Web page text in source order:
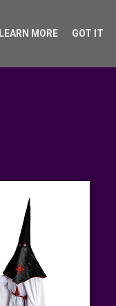
LEARN MORE GOT IT